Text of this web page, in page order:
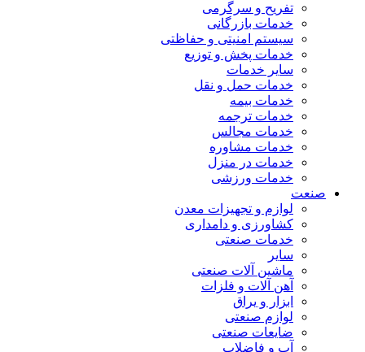
تفریح و سرگرمی
خدمات بازرگانی
سیستم امنیتی و حفاظتی
خدمات پخش و توزیع
سایر خدمات
خدمات حمل و نقل
خدمات بیمه
خدمات ترجمه
خدمات مجالس
خدمات مشاوره
خدمات در منزل
خدمات ورزشی
صنعت
لوازم و تجهیزات معدن
کشاورزی و دامداری
خدمات صنعتی
سایر
ماشین آلات صنعتی
آهن آلات و فلزات
ابزار و یراق
لوازم صنعتی
ضایعات صنعتی
آب و فاضلاب